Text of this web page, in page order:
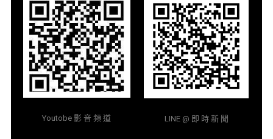
Youtobe 影 音 頻 道 LINE @ 即 時 新 聞